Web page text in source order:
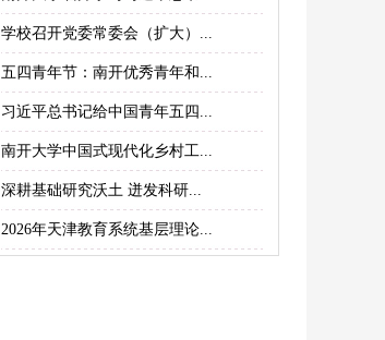
学校召开党委常委会（扩大）...
五四青年节：南开优秀青年和...
习近平总书记给中国青年五四...
南开大学中国式现代化乡村工...
深耕基础研究沃土 迸发科研...
2026年天津教育系统基层理论...